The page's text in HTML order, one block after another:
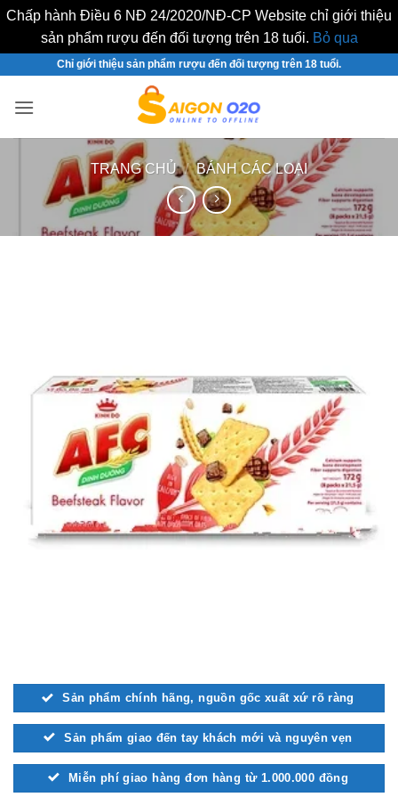
Chấp hành Điều 6 NĐ 24/2020/NĐ-CP Website chỉ giới thiệu
sản phẩm rượu đến đối tượng trên 18 tuổi. Bỏ qua
nội
Chỉ giới thiệu sản phẩm rượu đến đối tượng trên 18 tuổi.
TRANG CHỦ / BÁNH CÁC LOẠI
Sản phẩm chính hãng, nguồn gốc xuất xứ rõ ràng
Sản phẩm giao đến tay khách mới và nguyên vẹn
Miễn phí giao hàng đơn hàng từ 1.000.000 đồng